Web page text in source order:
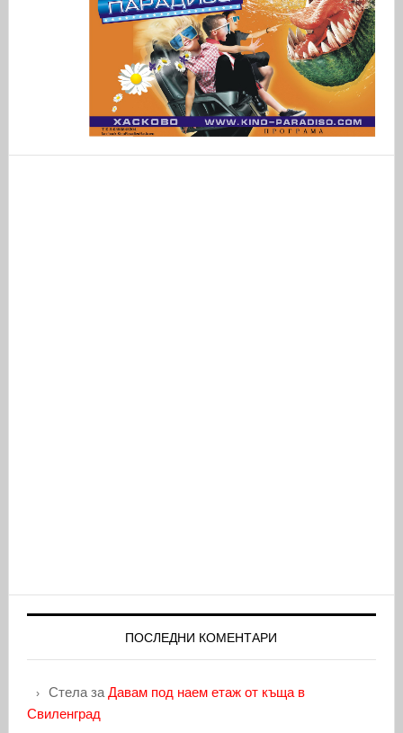
ПОСЛЕДНИ КОМЕНТАРИ
Стелаза Давам под наем етаж от къща в
Свиленград